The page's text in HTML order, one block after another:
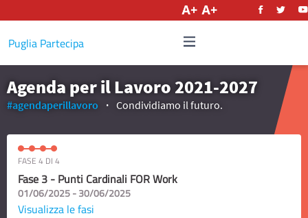
Puglia Partecipa
Agenda per il Lavoro 2021-2027
#agendaperillavoro Condividiamo il futuro.
FASE 4 DI 4
Fase 3 - Punti Cardinali FOR Work
01/06/2025 - 30/06/2025
Visualizza le fasi